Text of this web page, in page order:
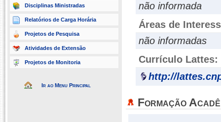
Disciplinas Ministradas
Relatórios de Carga Horária
Projetos de Pesquisa
Atividades de Extensão
Projetos de Monitoria
Ir ao Menu Principal
não informada
Áreas de
não informadas
Currículo Lattes:
http://
Formação